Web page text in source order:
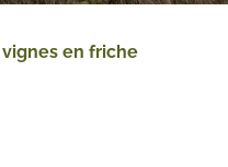
en friche